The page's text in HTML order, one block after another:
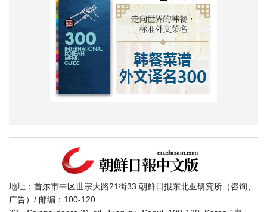
地址：首尔市中区世宗大路21街33 朝鲜日报东北亚研究所（咨询、
广告）/ 邮编：100-120